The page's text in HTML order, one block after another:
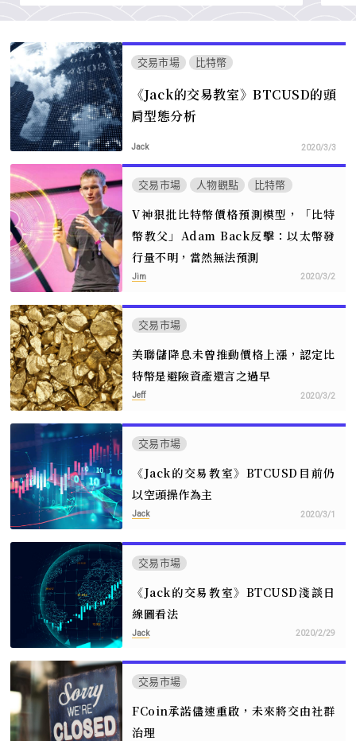
交易市場 比特幣
《Jack的交易教室》BTCUSD的頭
肩型態分析
Jack 2020/3/3
交易市場 人物觀點 比特幣
V神狠批比特幣價格預測模型，「比特
幣教父」Adam Back反擊：以太幣發
行量不明，當然無法預測
Jim 2020/3/2
交易市場
美聯儲降息未曾推動價格上漲，認定比
特幣是避險資產還言之過早
Jeff 2020/3/2
交易市場
《Jack的交易教室》BTCUSD目前仍
以空頭操作為主
Jack 2020/3/1
交易市場
《Jack的交易教室》BTCUSD淺談日
線圖看法
Jack 2020/2/29
交易市場
FCoin承諾儘速重啟，未來將交由社群
治理